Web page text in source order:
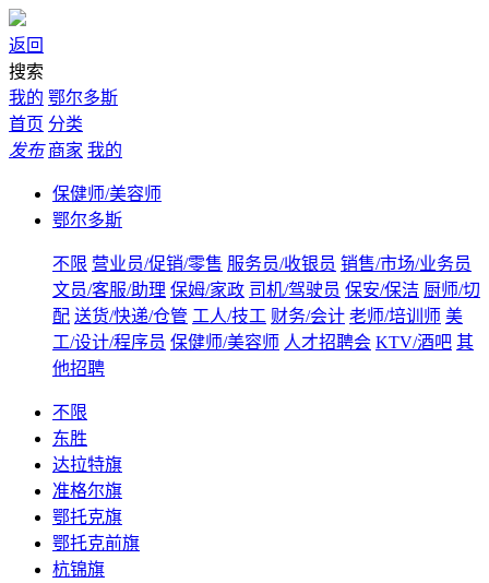
返回
搜索
我的 鄂尔多斯
首页 分类
发布 商家 我的
保健师/美容师
鄂尔多斯
不限 营业员/促销/零售 服务员/收银员 销售/市场/业务员
文员/客服/助理 保姆/家政 司机/驾驶员 保安/保洁 厨师/切
配 送货/快递/仓管 工人/技工 财务/会计 老师/培训师 美
工/设计/程序员 保健师/美容师 人才招聘会 KTV/酒吧 其
他招聘
不限
东胜
达拉特旗
准格尔旗
鄂托克旗
鄂托克前旗
杭锦旗